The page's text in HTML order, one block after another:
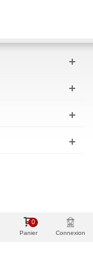
Panier
0
Connexion